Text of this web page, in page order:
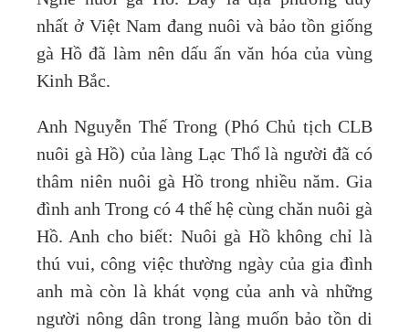
nhất ở Việt Nam đang nuôi và bảo tồn giống
gà Hồ đã làm nên dấu ấn văn hóa của vùng
Kinh Bắc.
Anh Nguyễn Thế Trong (Phó Chủ tịch CLB
nuôi gà Hồ) của làng Lạc Thổ là người đã có
thâm niên nuôi gà Hồ trong nhiều năm. Gia
đình anh Trong có 4 thế hệ cùng chăn nuôi gà
Hồ. Anh cho biết: Nuôi gà Hồ không chỉ là
thú vui, công việc thường ngày của gia đình
anh mà còn là khát vọng của anh và những
người nông dân trong làng muốn bảo tồn di